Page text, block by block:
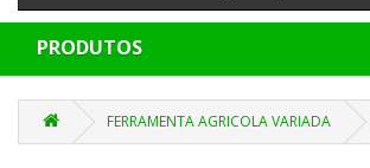
PRODUTOS
FERRAMENTA AGRICOLA VARIADA